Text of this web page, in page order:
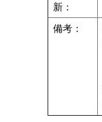
新：
備考：